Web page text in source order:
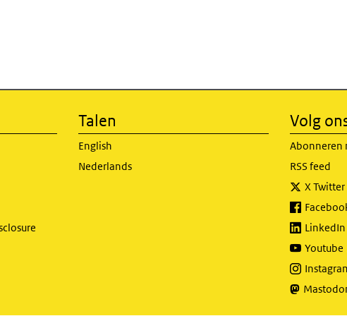
Talen
English
Nederlands
Volg
Abonneren
RSS feed
X Twitter
LinkedIn
Youtube